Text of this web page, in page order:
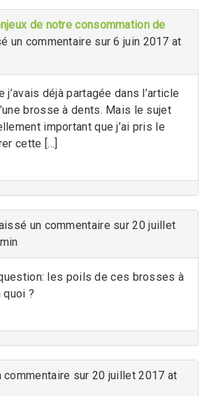
de notre consommation de
un commentaire sur 6 juin 2017 at
j’avais déjà partagée dans l’article
brosse à dents. Mais le sujet
important que j’ai pris le
cette […]
un commentaire sur 20 juillet
question: les poils de ces brosses à
?
commentaire sur 20 juillet 2017 at